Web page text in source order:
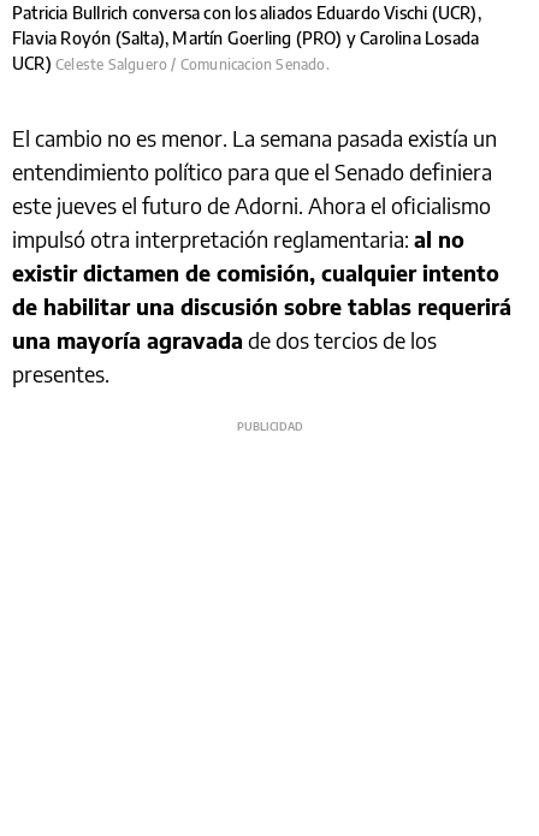
Patricia Bullrich conversa con los aliados Eduardo Vischi (UCR),
Flavia Royón (Salta), Martín Goerling (PRO) y Carolina Losada
UCR) Celeste Salguero / Comunicacion Senado.
El cambio no es menor. La semana pasada existía un
entendimiento político para que el Senado definiera
este jueves el futuro de Adorni. Ahora el oficialismo
impulsó otra interpretación reglamentaria: al no
existir dictamen de comisión, cualquier intento
de habilitar una discusión sobre tablas requerirá
una mayoría agravada de dos tercios de los
presentes.